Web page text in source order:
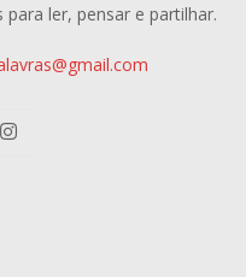
ler, pensar e partilhar.